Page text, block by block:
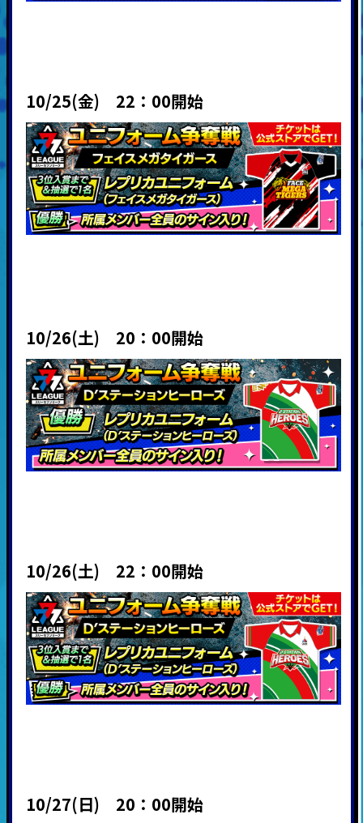
10/25(金) 22：00開始
10/26(土) 20：00開始
10/26(土) 22：00開始
10/27(日) 20：00開始